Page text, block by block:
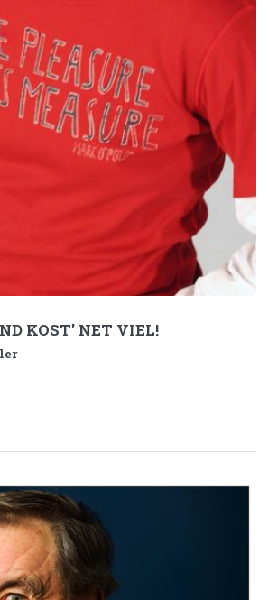
KOST' NET VIEL!